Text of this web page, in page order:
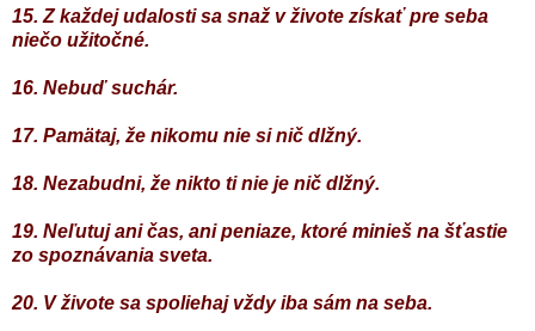
15. Z každej udalosti sa snaž v živote získať pre seba
niečo užitočné.
16. Nebuď suchár.
17. Pamätaj, že nikomu nie si nič dlžný.
18. Nezabudni, že nikto ti nie je nič dlžný.
19. Neľutuj ani čas, ani peniaze, ktoré minieš na šťastie
zo spoznávania sveta.
20. V živote sa spoliehaj vždy iba sám na seba.